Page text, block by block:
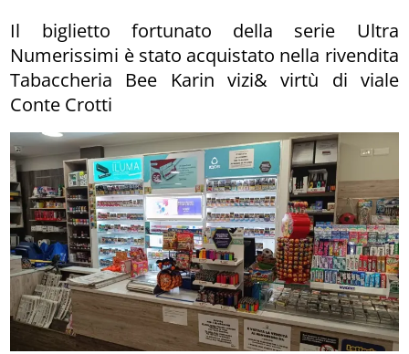
Il biglietto fortunato della serie Ultra
Numerissimi è stato acquistato nella rivendita
Tabaccheria Bee Karin vizi& virtù di viale
Conte Crotti